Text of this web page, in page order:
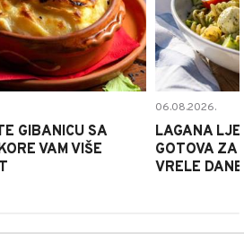
GIBANICU SA
VAM VIŠE
06.08.2026.
LAGANA
GOTOVA ZA
VRELE DANE